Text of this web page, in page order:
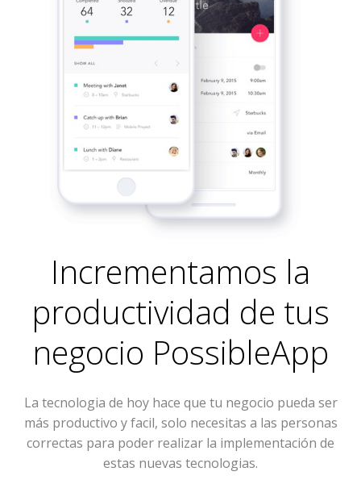
Incrementamos la
productividad de tus
negocio PossibleApp
La tecnologia de hoy hace que tu negocio pueda ser
más productivo y facil, solo necesitas a las personas
correctas para poder realizar la implementación de
estas nuevas tecnologias.